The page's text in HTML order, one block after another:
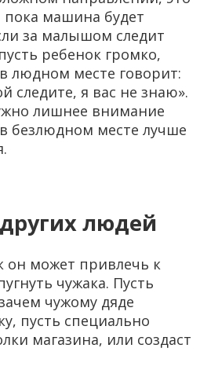
машина будет
за малышом следит
ребенок громко,
людном месте говорит:
следите, я вас не знаю».
лишнее внимание
безлюдном месте лучше
людей
он может привлечь к
чужака. Пусть
чужому дяде
пусть специально
магазина, или создаст